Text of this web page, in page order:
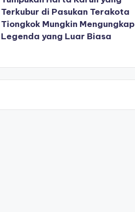
Terkubur di Pasukan Terakota
Tiongkok Mungkin Mengungkap
Legenda yang Luar Biasa